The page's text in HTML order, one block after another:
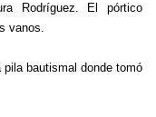
Rodríguez. El pórtico
vanos.
bautismal donde tomó